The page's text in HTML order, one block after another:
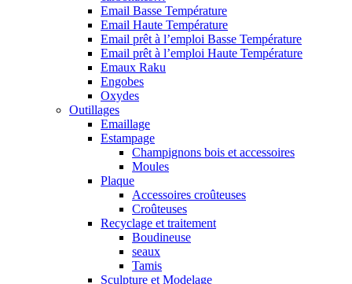
Email Basse Température
Email Haute Température
Email prêt à l’emploi Basse Température
Email prêt à l’emploi Haute Température
Emaux Raku
Engobes
Oxydes
Outillages
Emaillage
Estampage
Champignons bois et accessoires
Moules
Plaque
Accessoires croûteuses
Croûteuses
Recyclage et traitement
Boudineuse
seaux
Tamis
Sculpture et Modelage